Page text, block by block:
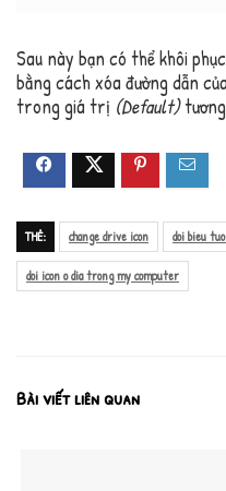
Sau này bạn có thể khôi
bằng cách xóa đường dẫn
trong giá trị (Default)tương
THẺ: change drive icon doi bieu
doi icon o dia trong my computer
Bài viết liên quan